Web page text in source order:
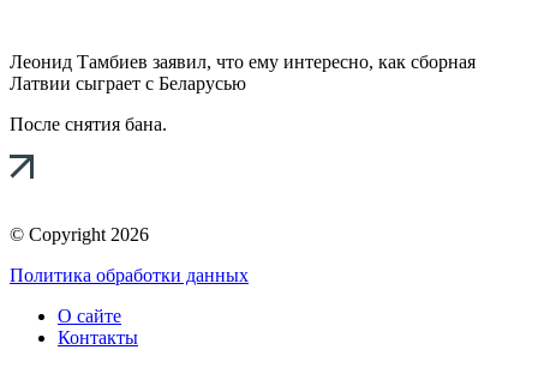
Леонид Тамбиев заявил, что ему интересно, как сборная
Латвии сыграет с Беларусью
После снятия бана.
© Copyright 2026
Политика обработки данных
О сайте
Контакты